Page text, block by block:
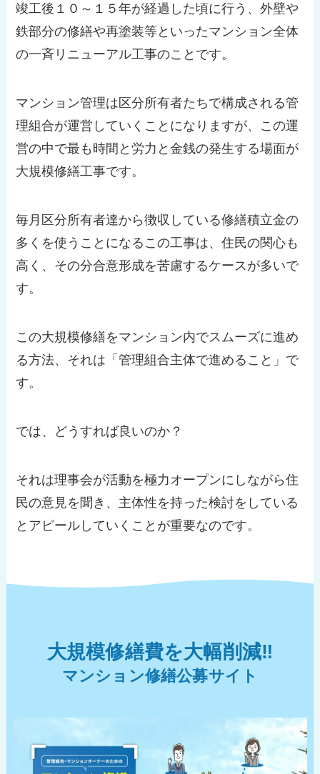
竣工後１０～１５年が経過した頃に行う、外壁や
鉄部分の修繕や再塗装等といったマンション全体
の一斉リニューアル工事のことです。
マンション管理は区分所有者たちで構成される管
理組合が運営していくことになりますが、この運
営の中で最も時間と労力と金銭の発生する場面が
大規模修繕工事です。
毎月区分所有者達から徴収している修繕積立金の
多くを使うことになるこの工事は、住民の関心も
高く、その分合意形成を苦慮するケースが多いで
す。
この大規模修繕をマンション内でスムーズに進め
る方法、それは「管理組合主体で進めること」で
す。
では、どうすれば良いのか？
それは理事会が活動を極力オープンにしながら住
民の意見を聞き、主体性を持った検討をしている
とアピールしていくことが重要なのです。
大規模修繕費を大幅削減‼︎
マンション修繕公募サイト